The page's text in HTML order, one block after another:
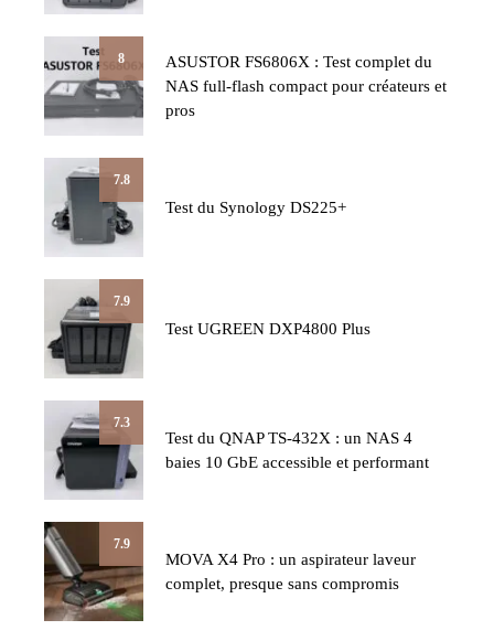
8
ASUSTOR FS6806X : Test complet du
NAS full-flash compact pour créateurs et
pros
7.8
Test du Synology DS225+
7.9
Test UGREEN DXP4800 Plus
7.3
Test du QNAP TS-432X : un NAS 4
baies 10 GbE accessible et performant
7.9
MOVA X4 Pro : un aspirateur laveur
complet, presque sans compromis